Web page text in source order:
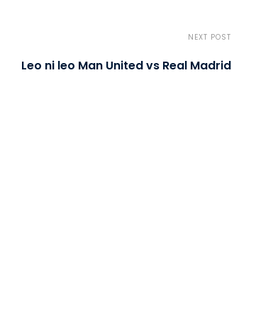
NEXT POST
Leo ni leo Man United vs Real Madrid